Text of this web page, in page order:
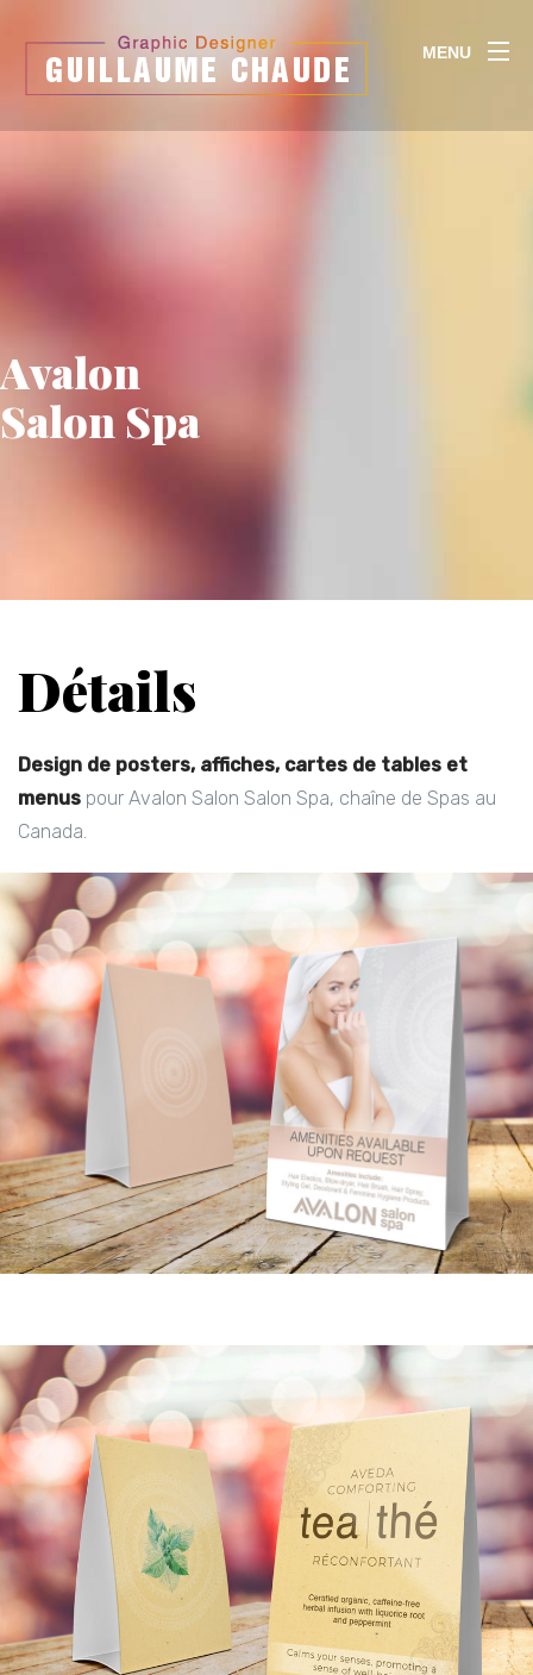
MENU
Avalon
Salon Spa
Détails
Design de posters, affiches, cartes de tables et
menus pour Avalon Salon Salon Spa, chaîne de Spas au
Canada.